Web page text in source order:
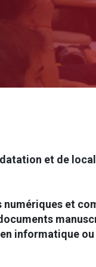
et de
et
informatique